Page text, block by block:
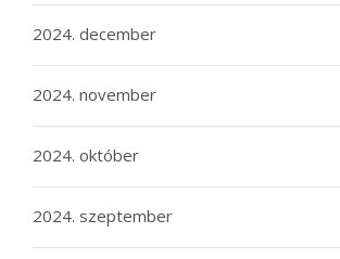
2024. december
2024. november
2024. október
2024. szeptember